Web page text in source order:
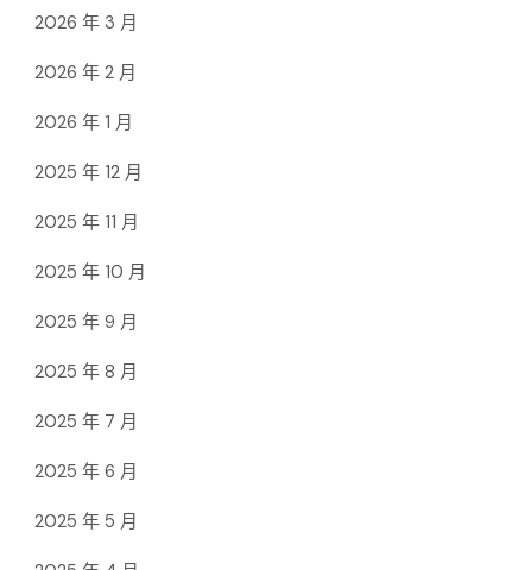
2026 年 3 月
2026 年 2 月
2026 年 1 月
2025 年 12 月
2025 年 11 月
2025 年 10 月
2025 年 9 月
2025 年 8 月
2025 年 7 月
2025 年 6 月
2025 年 5 月